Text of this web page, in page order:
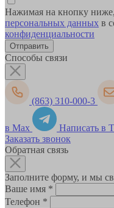
Нажимая на кнопку
персональных данных в
конфиденциальности
Способы связи
(863) 310-000-3
в Max
Написать в
Заказать звонок
Обратная связь
Заполните форму, и мы
Ваше имя *
Телефон *